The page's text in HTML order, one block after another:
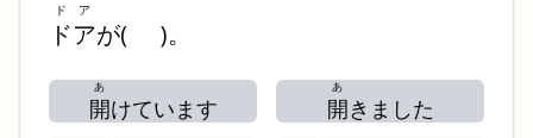
ドア
ドア
が( )。
開
あ
けています 開
あ
きました